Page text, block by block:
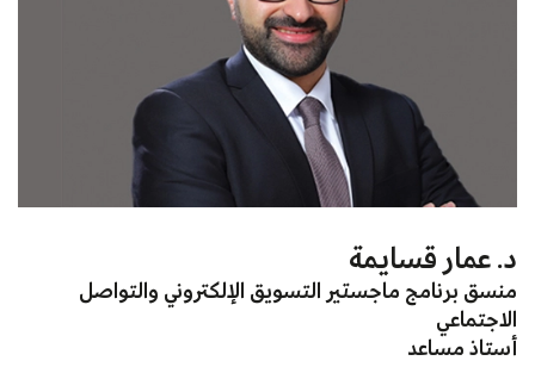
د. عمار قسايمة
منسق برنامج ماجستير التسويق الإلكتروني والتواصل
الاجتماعي
أستاذ مساعد